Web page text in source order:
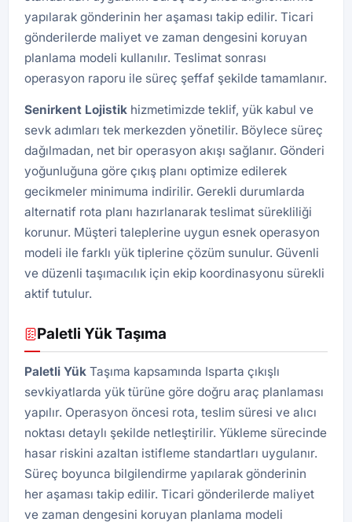
yapılarak gönderinin her aşaması takip edilir. Ticari
gönderilerde maliyet ve zaman dengesini koruyan
planlama modeli kullanılır. Teslimat sonrası
operasyon raporu ile süreç şeffaf şekilde tamamlanır.
Senirkent Lojistik hizmetimizde teklif, yük kabul ve
sevk adımları tek merkezden yönetilir. Böylece süreç
dağılmadan, net bir operasyon akışı sağlanır. Gönderi
yoğunluğuna göre çıkış planı optimize edilerek
gecikmeler minimuma indirilir. Gerekli durumlarda
alternatif rota planı hazırlanarak teslimat sürekliliği
korunur. Müşteri taleplerine uygun esnek operasyon
modeli ile farklı yük tiplerine çözüm sunulur. Güvenli
ve düzenli taşımacılık için ekip koordinasyonu sürekli
aktif tutulur.
Paletli Yük Taşıma
Paletli Yük Taşıma kapsamında Isparta çıkışlı
sevkiyatlarda yük türüne göre doğru araç planlaması
yapılır. Operasyon öncesi rota, teslim süresi ve alıcı
noktası detaylı şekilde netleştirilir. Yükleme sürecinde
hasar riskini azaltan istifleme standartları uygulanır.
Süreç boyunca bilgilendirme yapılarak gönderinin
her aşaması takip edilir. Ticari gönderilerde maliyet
ve zaman dengesini koruyan planlama modeli